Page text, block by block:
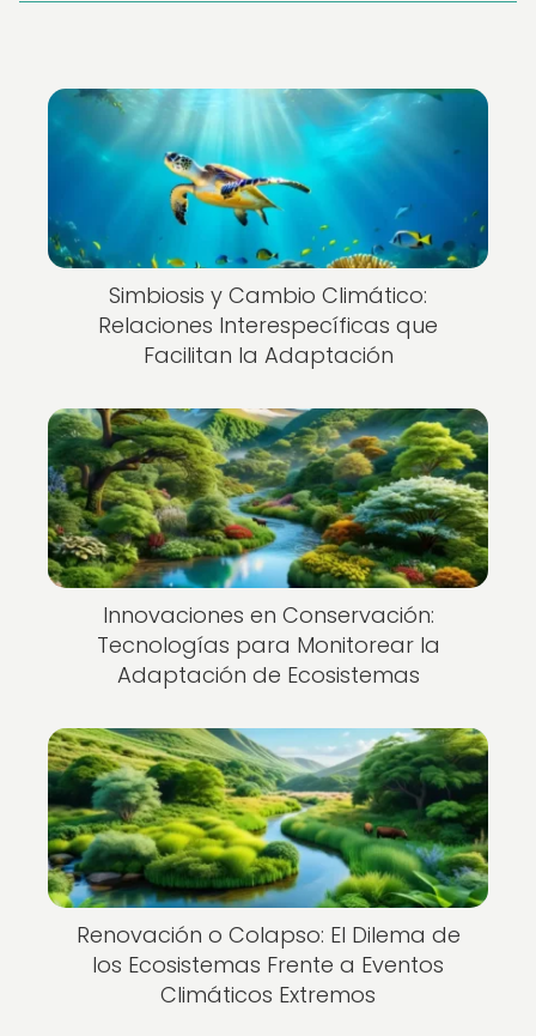
Simbiosis y Cambio Climático:
Relaciones Interespecíficas que
Facilitan la Adaptación
Innovaciones en Conservación:
Tecnologías para Monitorear la
Adaptación de Ecosistemas
Renovación o Colapso: El Dilema de
los Ecosistemas Frente a Eventos
Climáticos Extremos